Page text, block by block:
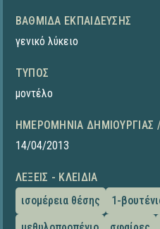
ΒΑΘΜΊΔΑ ΕΚΠΑΊΔΕΥΣΗΣ
γενικό λύκειο
ΤΎΠΟΣ
μοντέλο
ΗΜΕΡΟΜΗΝΊΑ ΔΗΜΙΟΥΡΓΊΑΣ
14/04/2013
ΛΈΞΕΙΣ - ΚΛΕΙΔΙΆ
ισομέρεια θέσης
1-